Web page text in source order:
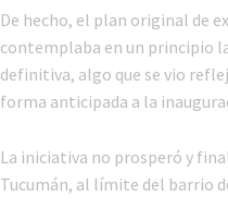
De hecho, el plan original de
contemplaba en un principio
definitiva, algo que se vio
forma anticipada a la
La iniciativa no prosperó y
Tucumán, al límite del barrio